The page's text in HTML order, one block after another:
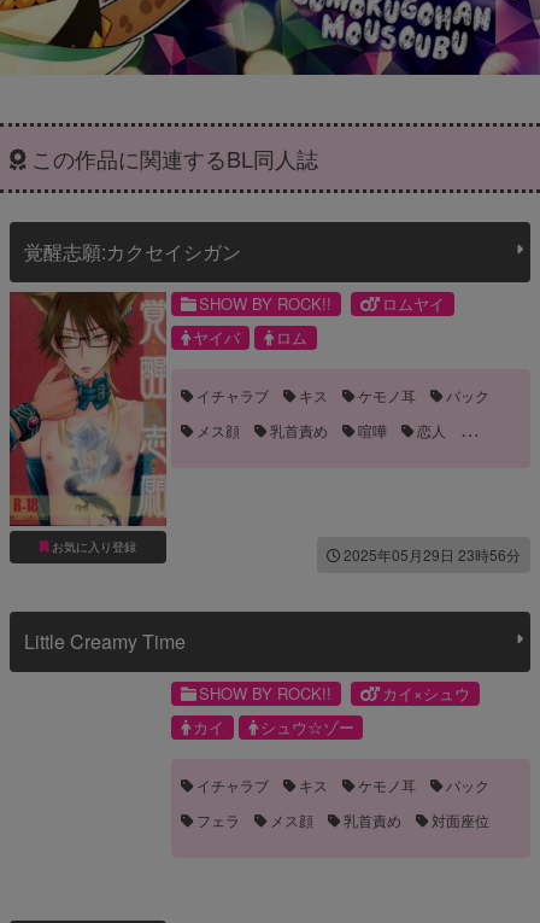
この作品に関連するBL同人誌
覚醒志願:カクセイシガン
お気に入り登録
SHOW BY ROCK!!
ロムヤイ
ヤイバ
ロム
イチャラブ キス ケモノ耳
バック
メス顔
乳首責め 喧嘩
恋人
2025年05月29日 23時56分
Little Creamy Time
SHOW BY ROCK!!
カイ×シュウ
カイ
シュウ☆ゾー
イチャラブ キス ケモノ耳
バック
フェラ
メス顔 乳首責め 対面座位